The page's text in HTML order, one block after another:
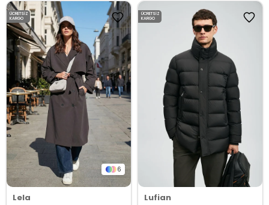
6
Lela
ÜCRETSIZ
KARGO
Lufian
ÜCRETSIZ
KARGO